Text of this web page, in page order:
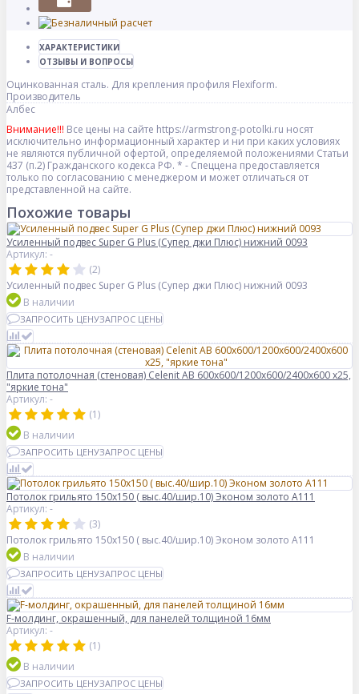
ХАРАКТЕРИСТИКИ
ОТЗЫВЫ И ВОПРОСЫ
Оцинкованная сталь. Для крепления профиля Flexiform.
Производитель
Албес
Внимание!!! Все цены на сайте https://armstrong-potolki.ru носят
исключительно информационный характер и ни при каких условиях
не являются публичной офертой, определяемой положениями Статьи
437 (п.2) Гражданского кодекса РФ. * - Спеццена предоставляется
только по согласованию с менеджером и может отличаться от
представленной на сайте.
Похожие товары
Усиленный подвес Super G Plus (Супер джи Плюс) нижний 0093
Артикул: -
(2)
Усиленный подвес Super G Plus (Супер джи Плюс) нижний 0093
В наличии
ЗАПРОСИТЬ ЦЕНУЗАПРОС ЦЕНЫ
Плита потолочная (стеновая) Celenit AB 600x600/1200x600/2400x600 x25,
"яркие тона"
Артикул: -
(1)
В наличии
ЗАПРОСИТЬ ЦЕНУЗАПРОС ЦЕНЫ
Потолок грильято 150х150 ( выс.40/шир.10) Эконом золото А111
Артикул: -
(3)
Потолок грильято 150х150 ( выс.40/шир.10) Эконом золото А111
В наличии
ЗАПРОСИТЬ ЦЕНУЗАПРОС ЦЕНЫ
F-молдинг, окрашенный, для панелей толщиной 16мм
Артикул: -
(1)
В наличии
ЗАПРОСИТЬ ЦЕНУЗАПРОС ЦЕНЫ